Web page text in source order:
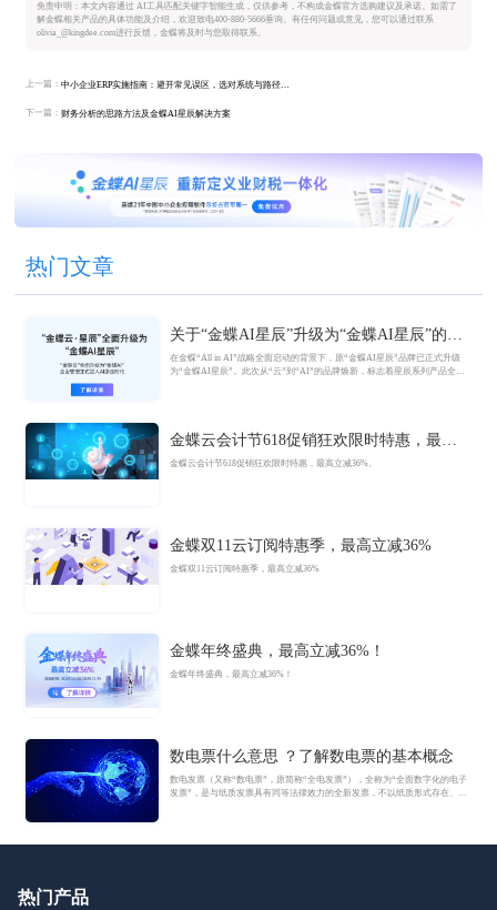
免责申明：本文内容通过 AI工具匹配关键字智能生成，仅供参考，不构成金蝶官方选购建议及承诺。如需了
解金蝶相关产品的具体功能及介绍，欢迎致电400-880-5666垂询。有任何问题或意见，您可以通过联系
olivia_@kingdee.com进行反馈，金蝶将及时与您取得联系。
上一篇： 中小企业ERP实施指南：避开常见误区，选对系统与路径确保一次成功
下一篇：财务分析的思路方法及金蝶AI星辰解决方案
热门文章
关于“金蝶AI星辰”升级为“金蝶AI星辰”的官
方公告
在金蝶“All in AI”战略全面启动的背景下，原“金蝶AI星辰”品牌已正式升级
为“金蝶AI星辰”。此次从“云”到“AI”的品牌焕新，标志着星辰系列产品全面
金蝶云会计节618促销狂欢限时特惠，最高
立减36%
金蝶云会计节618促销狂欢限时特惠，最高立减36%。
金蝶双11云订阅特惠季，最高立减36%
金蝶双11云订阅特惠季，最高立减36%
金蝶年终盛典，最高立减36%！
金蝶年终盛典，最高立减36%！
数电票什么意思 ？了解数电票的基本概念
数电发票（又称“数电票”，原简称“全电发票”），全称为“全面数字化的电子
发票”，是与纸质发票具有同等法律效力的全新发票，不以纸质形式存在、不
热门产品